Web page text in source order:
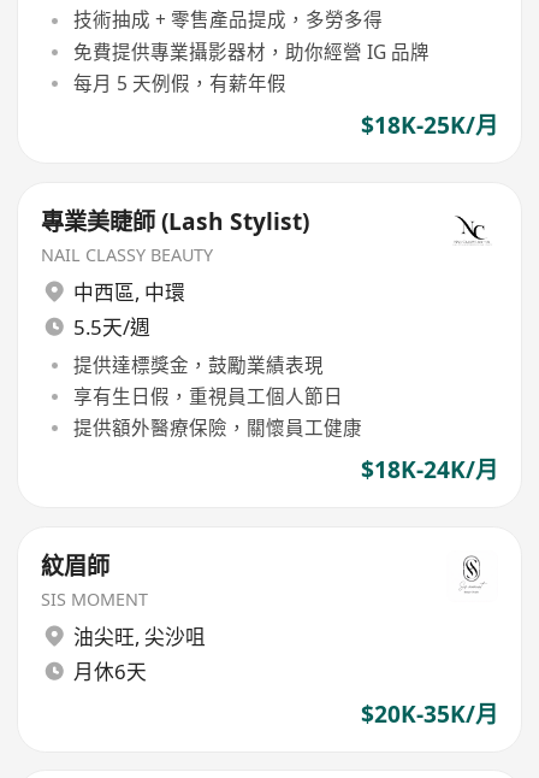
技術抽成 + 零售產品提成，多勞多得
免費提供專業攝影器材，助你經營 IG 品牌
每月 5 天例假，有薪年假
$18K-25K/月
專業美睫師 (Lash Stylist)
NAIL CLASSY BEAUTY
中西區, 中環
5.5天/週
提供達標獎金，鼓勵業績表現
享有生日假，重視員工個人節日
提供額外醫療保險，關懷員工健康
$18K-24K/月
紋眉師
SIS MOMENT
油尖旺, 尖沙咀
月休6天
$20K-35K/月